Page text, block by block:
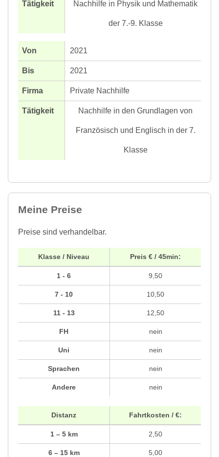
Nachhilfe in Physik und Mathematik
der 7.-9. Klasse
2021
2021
Private Nachhilfe
Nachhilfe in den Grundlagen von
Französisch und Englisch in der 7.
Klasse
Meine Preise
Preise sind verhandelbar.
Klasse / Niveau
1 - 6
7 - 10
11 - 13
FH
Uni
Sprachen
Andere
Preis € / 45min:
9,50
10,50
12,50
nein
nein
nein
nein
Distanz
1 – 5 km
6 – 15 km
Fahrtkosten / €:
2,50
5,00